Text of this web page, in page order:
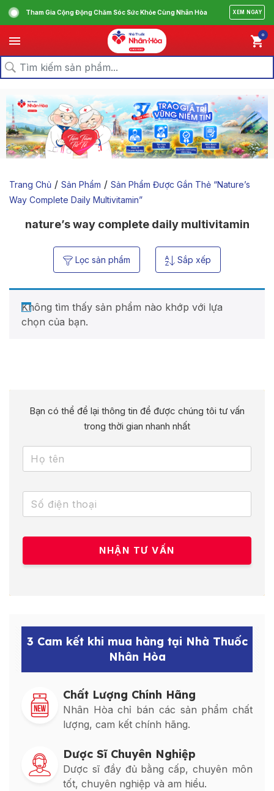
Tham Gia Cộng Động Chăm Sóc Sức Khỏe Cùng Nhân Hòa XEM NGAY
0
Trang Chủ / Sản Phẩm / Sản Phẩm Được Gắn Thẻ “nature’s
Way Complete Daily Multivitamin”
nature’s way complete daily multivitamin
Lọc sản phẩm Sắp xếp
Không tìm thấy sản phẩm nào khớp với lựa
chọn của bạn.
Bạn có thể để lại thông tin để được chúng tôi tư vấn
trong thời gian nhanh nhất
3 Cam kết khi mua hàng tại Nhà Thuốc
Nhân Hòa
Chất Lượng Chính Hãng
Nhân Hòa chỉ bán các sản phẩm chất
lượng, cam kết chính hãng.
Dược Sĩ Chuyên Nghiệp
Dược sĩ đầy đủ bằng cấp, chuyên môn
tốt, chuyên nghiệp và am hiểu.